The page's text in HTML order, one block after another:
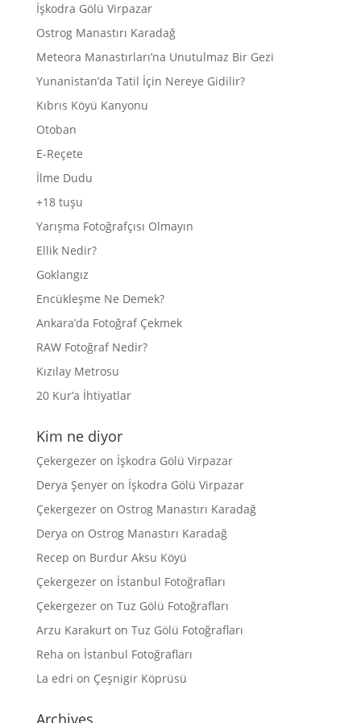
İşkodra Gölü Virpazar
Ostrog Manastırı Karadağ
Meteora Manastırları’na Unutulmaz Bir Gezi
Yunanistan’da Tatil İçin Nereye Gidilir?
Kıbrıs Köyü Kanyonu
Otoban
E-Reçete
İlme Dudu
+18 tuşu
Yarışma Fotoğrafçısı Olmayın
Ellik Nedir?
Goklangız
Encükleşme Ne Demek?
Ankara’da Fotoğraf Çekmek
RAW Fotoğraf Nedir?
Kızılay Metrosu
20 Kur’a İhtiyatlar
Kim ne diyor
Çekergezeron İşkodra Gölü Virpazar
Derya Şenyeron İşkodra Gölü Virpazar
Çekergezeron Ostrog Manastırı Karadağ
Derya on Ostrog Manastırı Karadağ
Recep on Burdur Aksu Köyü
Çekergezeron İstanbul Fotoğrafları
Çekergezeron Tuz Gölü Fotoğrafları
Arzu Karakurton Tuz Gölü Fotoğrafları
Reha on İstanbul Fotoğrafları
La edri on Çeşnigir Köprüsü
Archives